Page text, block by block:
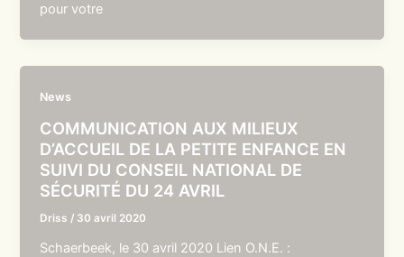
pour votre
News
COMMUNICATION AUX MILIEUX
D’ACCUEIL DE LA PETITE ENFANCE EN
SUIVI DU CONSEIL NATIONAL DE
SÉCURITÉ DU 24 AVRIL
Driss / 30 avril 2020
Schaerbeek, le 30 avril 2020 Lien O.N.E. :